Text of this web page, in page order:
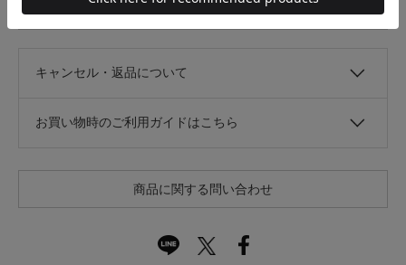
なし あり
キャンセル・返品について
お買い物時のご利用ガイドはこちら
商品に関する問い合わせ